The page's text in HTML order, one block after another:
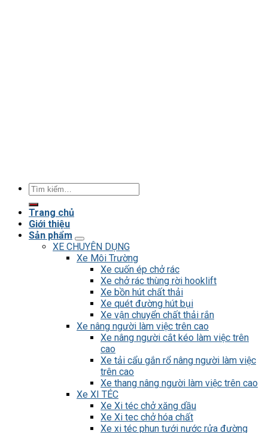
Tìm
kiếm:
Trang chủ
Giới thiệu
Sản phẩm
XE CHUYÊN DỤNG
Xe Môi Trường
Xe cuốn ép chở rác
Xe chở rác thùng rời hooklift
Xe bồn hút chất thải
Xe quét đường hút bụi
Xe vận chuyển chất thải rắn
Xe nâng người làm việc trên cao
Xe nâng người cắt kéo làm việc trên
cao
Xe tải cẩu gắn rổ nâng người làm việc
trên cao
Xe thang nâng người làm việc trên cao
Xe XI TÉC
Xe Xi téc chở xăng dầu
Xe Xi tec chở hóa chất
Xe xi téc phun tưới nước rửa đường